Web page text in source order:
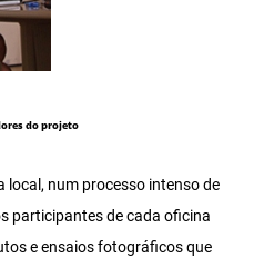
do projeto
local, num processo intenso de
participantes de cada oficina
e ensaios fotográficos que